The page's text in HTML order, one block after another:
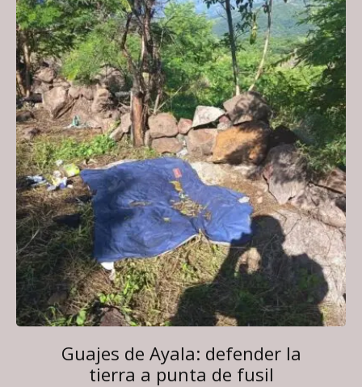
Guajes de Ayala: defender la
tierra a punta de fusil